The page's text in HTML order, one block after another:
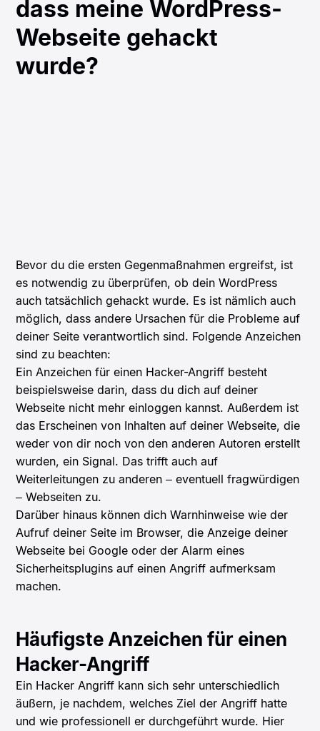
dass meine WordPress-
Webseite gehackt
wurde?
Bevor du die ersten Gegenmaßnahmen ergreifst, ist
es notwendig zu überprüfen, ob dein WordPress
auch tatsächlich gehackt wurde. Es ist nämlich auch
möglich, dass andere Ursachen für die Probleme auf
deiner Seite verantwortlich sind. Folgende Anzeichen
sind zu beachten:
Ein Anzeichen für einen Hacker-Angriff besteht
beispielsweise darin, dass du dich auf deiner
Webseite nicht mehr einloggen kannst.Außerdem ist
das Erscheinen von Inhalten auf deiner Webseite, die
weder von dir noch von den anderen Autoren erstellt
wurden, ein Signal. Das trifft auch auf
Weiterleitungen zu anderen – eventuell fragwürdigen
– Webseiten zu.
Darüber hinaus können dich Warnhinweise wie der
Aufruf deiner Seite im Browser, die Anzeige deiner
Webseite bei Google oder der Alarm eines
Sicherheitsplugins auf einen Angriff aufmerksam
machen.
Häufigste Anzeichen für einen
Hacker-Angriff
Ein Hacker Angriff kann sich sehr unterschiedlich
äußern, je nachdem, welches Ziel der Angriff hatte
und wie professionell er durchgeführt wurde. Hier